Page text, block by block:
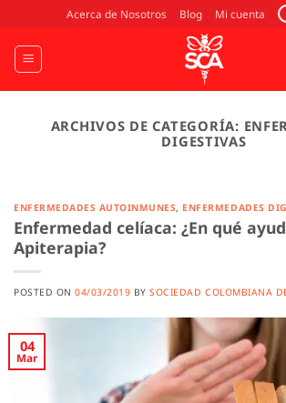
al
contenido
Acerca de Nosotros Blog Mi cuenta
ARCHIVOS DE CATEGORÍA:
DIGESTIVAS
ENFERMEDADES AUTOINMUNES, ENFERMEDADES
Enfermedad celíaca: ¿En qué
Apiterapia?
POSTED ON04/03/2019 BYSOCIEDAD COLOMBIANA
04
Mar